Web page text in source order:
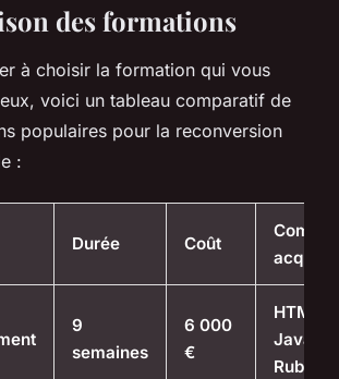
des formations
à choisir la formation qui vous
voici un tableau comparatif de
populaires pour la reconversion
:
Durée Coût
9
semaines
6 000
€
HTML,
Ruby